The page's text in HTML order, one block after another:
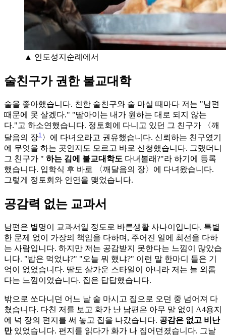
▲ 인도성지순례에서
술친구가 권한 불교대학
술을 좋아했습니다. 친한 술친구와 술 마실 때마다 저는 "남편
때문에 못 살겠다." "딸아이는 내가 원하는 대로 되지 않는
다."고 하소연했습니다. 정토회에 다니고 있던 그 친구가 〈깨
달음의 장1 〉에 다녀오라고 권유했습니다. 신뢰하는 친구였기
에 무엇을 하는 곳인지도 모르고 바로 신청했습니다. 그랬더니
그 친구가 " 하는 김에 불교대학도 다녀볼래?"라 하기에 등록
했습니다. 입학식 후 바로 〈깨달음의 장〉에 다녀왔습니다.
그렇게 정토회와 인연을 맺었습니다.
공감력 없는 교과서
남편은 별명이 교과서일 정도로 바른생활 사나이입니다. 특별
한 문제 없이 가장의 책임을 다하며, 주어진 일에 최선을 다하
는 사람입니다. 하지만 저는 공감받지 못한다는 느낌이 많았습
니다. "밥은 먹었냐?" "오늘 뭐 했냐?" 이런 말 한마디 들은 기
억이 없었습니다. 딸도 살가운 스타일이 아니라 저는 늘 외롭
다는 느낌이었습니다. 집은 답답했습니다.
밖으로 쏘다니던 어느 날 술 마시고 집으로 오던 중 넘어져 다
쳤습니다. 다친 저를 보고 화가 난 남편은 아무 말 없이 A4용지
에 넉 장의 편지를 써 놓고 집을 나갔습니다. 공감은 없고 비난
만있었습니다. 편지를 읽다가 화가 나 집어던졌습니다. 그날